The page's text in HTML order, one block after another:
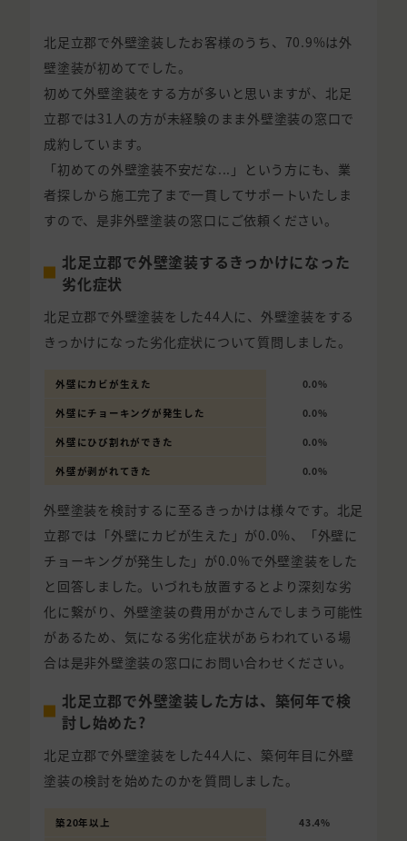
北足立郡で外壁塗装したお客様のうち、70.9%は外
壁塗装が初めてでした。
初めて外壁塗装をする方が多いと思いますが、北足
立郡では31人の方が未経験のまま外壁塗装の窓口で
成約しています。
「初めての外壁塗装不安だな...」という方にも、業
者探しから施工完了まで一貫してサポートいたしま
すので、是非外壁塗装の窓口にご依頼ください。
北足立郡で外壁塗装するきっかけになった
劣化症状
北足立郡で外壁塗装をした44人に、外壁塗装をする
きっかけになった劣化症状について質問しました。
外壁にカビが生えた 0.0%
外壁にチョーキングが発生した 0.0%
外壁にひび割れができた 0.0%
外壁が剥がれてきた 0.0%
外壁塗装を検討するに至るきっかけは様々です。北足
立郡では「外壁にカビが生えた」が0.0%、「外壁に
チョーキングが発生した」が0.0%で外壁塗装をした
と回答しました。いづれも放置するとより深刻な劣
化に繋がり、外壁塗装の費用がかさんでしまう可能性
があるため、気になる劣化症状があらわれている場
合は是非外壁塗装の窓口にお問い合わせください。
北足立郡で外壁塗装した方は、築何年で検
討し始めた?
北足立郡で外壁塗装をした44人に、築何年目に外壁
塗装の検討を始めたのかを質問しました。
築20年以上 43.4%